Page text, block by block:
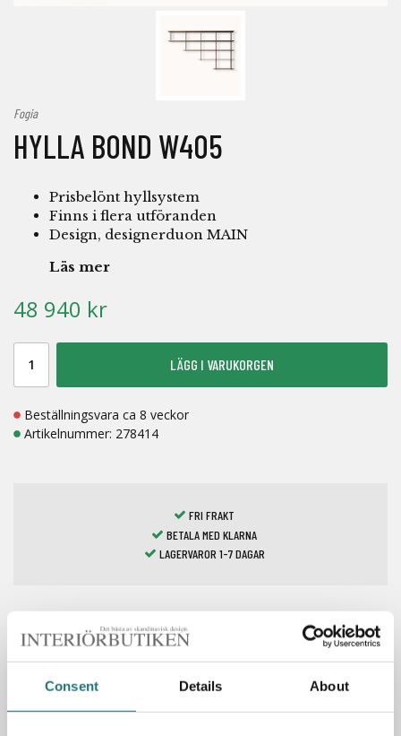
Consent Details About
Fogia
HYLLA BOND W405
Prisbelönt hyllsystem
Finns i flera utföranden
Design, designerduon MAIN
Läs mer
48 940 kr
LÄGG I VARUKORGEN
Beställningsvara ca 8 veckor
Artikelnummer: 278414
FRI FRAKT
BETALA MED KLARNA
LAGERVAROR 1-7 DAGAR
Spara som favorit